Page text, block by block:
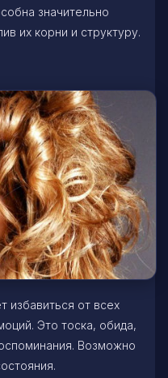
значительно
их корни и структуру.
избавиться от всех
Это тоска, обида,
Возможно